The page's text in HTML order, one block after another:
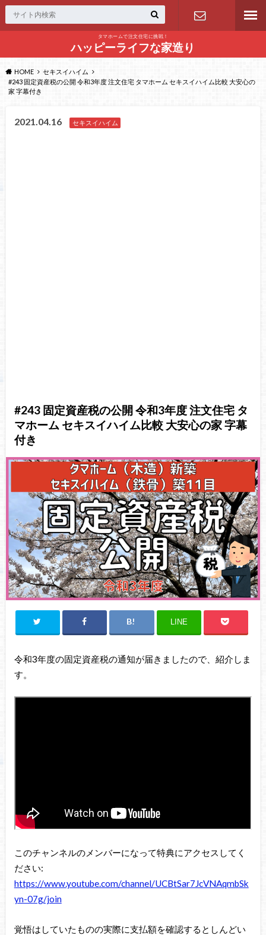
タマホームで注文住宅に挑戦！
ハッピーライフな家造り問い合わせ
HOME
セキスイハイム
#243 固定資産税の公開 令和3年度 注文住宅 タマホーム セキスイハイム比較 大安心の
家 字幕付き
2021.04.16 セキスイハイム
#243 固定資産税の公開 令和3年度 注文住宅 タ
マホーム セキスイハイム比較 大安心の家 字幕
付き
LINE
令和3年度の固定資産税の通知が届きましたので、紹介しま
す。
このチャンネルのメンバーになって特典にアクセスしてく
ださい:
https://www.youtube.com/channel/UCBtSar7JcVNAqmbSk
yn-07g/join
覚悟はしていたものの実際に支払額を確認するとしんどい